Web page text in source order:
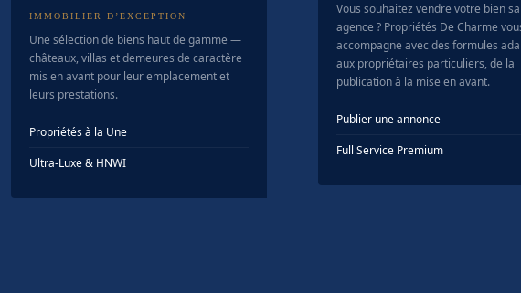
IMMOBILIER D’EXCEPTION
Une sélection de biens haut de gamme —
châteaux, villas et demeures de caractère
mis en avant pour leur emplacement et
leurs prestations.
Propriétés à la Une
Ultra-Luxe & HNWI
Vous souhaitez vendre votre bien
agence ? Propriétés De Charme
accompagne avec des formules
aux propriétaires particuliers, de la
publication à la mise en avant.
Publier une annonce
Full Service Premium